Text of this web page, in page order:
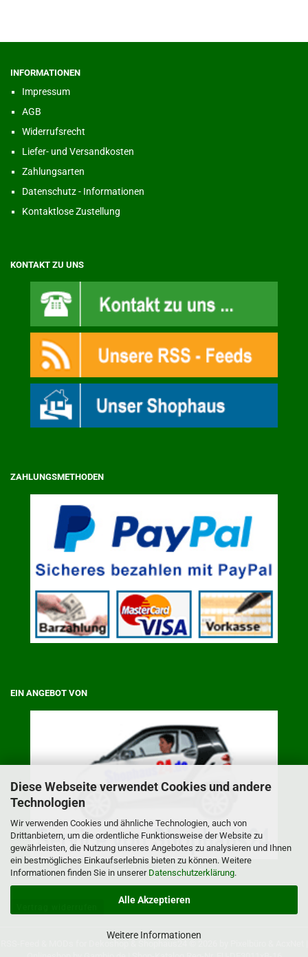
Diese Webseite verwendet Cookies und andere
Technologien
Wir verwenden Cookies und ähnliche Technologien, auch von
Drittanbietern, um die ordentliche Funktionsweise der Website zu
gewährleisten, die Nutzung unseres Angebotes zu analysieren und Ihnen
ein bestmögliches Einkaufserlebnis bieten zu können. Weitere
Informationen finden Sie in unserer Datenschutzerklärung.
Alle Akzeptieren
Weitere Informationen
INFORMATIONEN
Impressum
AGB
Widerrufsrecht
Liefer- und Versandkosten
Zahlungsarten
Datenschutz - Informationen
Kontaktlose Zustellung
KONTAKT ZU UNS
ZAHLUNGSMETHODEN
EIN ANGEBOT VON